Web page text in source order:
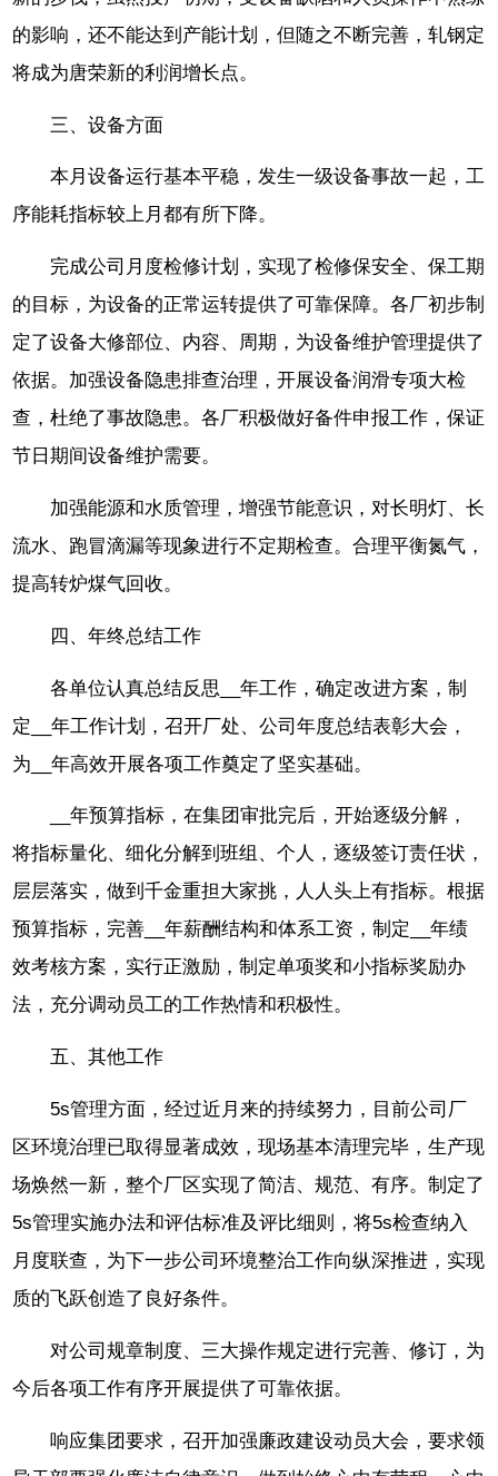
的影响，还不能达到产能计划，但随之不断完善，轧钢定
将成为唐荣新的利润增长点。
三、设备方面
本月设备运行基本平稳，发生一级设备事故一起，工
序能耗指标较上月都有所下降。
完成公司月度检修计划，实现了检修保安全、保工期
的目标，为设备的正常运转提供了可靠保障。各厂初步制
定了设备大修部位、内容、周期，为设备维护管理提供了
依据。加强设备隐患排查治理，开展设备润滑专项大检
查，杜绝了事故隐患。各厂积极做好备件申报工作，保证
节日期间设备维护需要。
加强能源和水质管理，增强节能意识，对长明灯、长
流水、跑冒滴漏等现象进行不定期检查。合理平衡氮气，
提高转炉煤气回收。
四、年终总结工作
各单位认真总结反思__年工作，确定改进方案，制
定__年工作计划，召开厂处、公司年度总结表彰大会，
为__年高效开展各项工作奠定了坚实基础。
__年预算指标，在集团审批完后，开始逐级分解，
将指标量化、细化分解到班组、个人，逐级签订责任状，
层层落实，做到千金重担大家挑，人人头上有指标。根据
预算指标，完善__年薪酬结构和体系工资，制定__年绩
效考核方案，实行正激励，制定单项奖和小指标奖励办
法，充分调动员工的工作热情和积极性。
五、其他工作
5s管理方面，经过近月来的持续努力，目前公司厂
区环境治理已取得显著成效，现场基本清理完毕，生产现
场焕然一新，整个厂区实现了简洁、规范、有序。制定了
5s管理实施办法和评估标准及评比细则，将5s检查纳入
月度联查，为下一步公司环境整治工作向纵深推进，实现
质的飞跃创造了良好条件。
对公司规章制度、三大操作规定进行完善、修订，为
今后各项工作有序开展提供了可靠依据。
响应集团要求，召开加强廉政建设动员大会，要求领